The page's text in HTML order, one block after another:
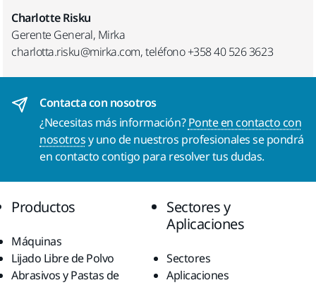
Charlotte Risku
Gerente General, Mirka
charlotta.risku@mirka.com, teléfono +358 40 526 3623
Contacta con nosotros
¿Necesitas más información?Ponte en contacto con
nosotrosy uno de nuestros profesionales se pondrá
en contacto contigo para resolver tus dudas.
Productos
Máquinas
Lijado Libre de Polvo
Abrasivos y Pastas de
Sectores y
Aplicaciones
Sectores
Aplicaciones